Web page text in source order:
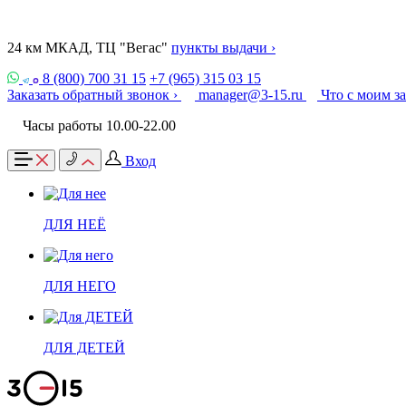
24 км МКАД, ТЦ "Вегас" пункты выдачи ›
8 (800) 700 31 15 +7 (965) 315 03 15
Заказать обратный звонок ›
manager@3-15.ru
Что с моим
Часы работы 10.00-22.00
Вход
ДЛЯ НЕЁ
ДЛЯ НЕГО
ДЛЯ ДЕТЕЙ